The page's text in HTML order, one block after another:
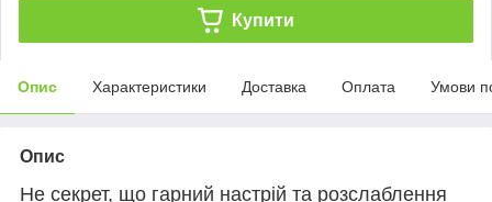
Купити
Опис Характеристики Доставка Оплата Умови
Опис
Не секрет, що гарний настрій та розслаблення